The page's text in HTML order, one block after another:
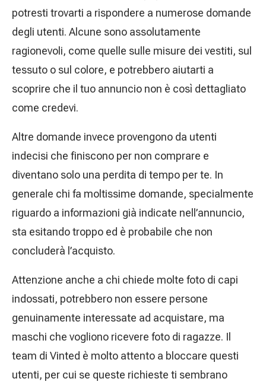
potresti trovarti a rispondere a numerose domande
degli utenti. Alcune sono assolutamente
ragionevoli, come quelle sulle misure dei vestiti, sul
tessuto o sul colore, e potrebbero aiutarti a
scoprire che il tuo annuncio non è così dettagliato
come credevi.
Altre domande invece provengono da utenti
indecisi che finiscono per non comprare e
diventano solo una perdita di tempo per te. In
generale chi fa moltissime domande, specialmente
riguardo a informazioni già indicate nell’annuncio,
sta esitando troppo ed è probabile che non
concluderà l’acquisto.
Attenzione anche a chi chiede molte foto di capi
indossati, potrebbero non essere persone
genuinamente interessate ad acquistare, ma
maschi che vogliono ricevere foto di ragazze. Il
team di Vinted è molto attento a bloccare questi
utenti, per cui se queste richieste ti sembrano